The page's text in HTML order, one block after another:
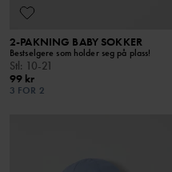
2-PAKNING BABY SOKKER
Bestselgere som holder seg på plass!
Stl: 10-21
99 kr
3 FOR 2